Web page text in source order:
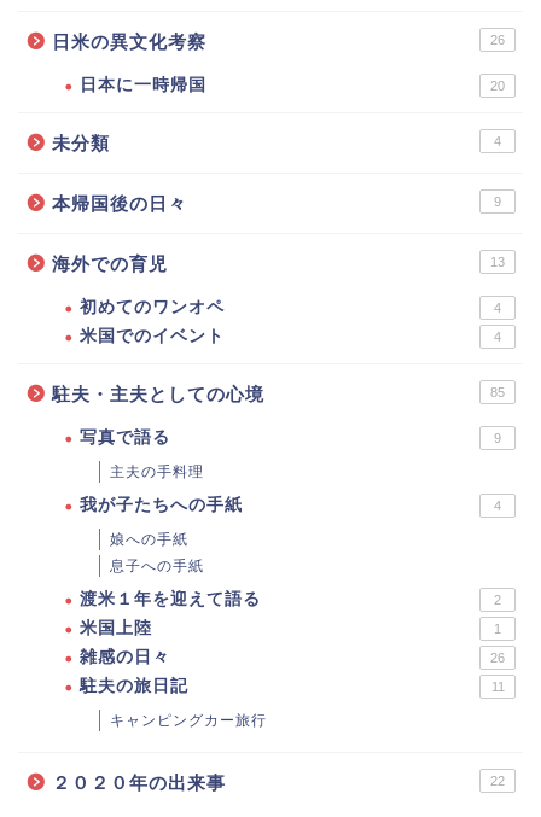
日米の異文化考察 26
日本に一時帰国 20
未分類 4
本帰国後の日々 9
海外での育児 13
初めてのワンオペ 4
米国でのイベント 4
駐夫・主夫としての心境 85
写真で語る 9
主夫の手料理
我が子たちへの手紙 4
娘への手紙
息子への手紙
渡米１年を迎えて語る 2
米国上陸 1
雑感の日々 26
駐夫の旅日記 11
キャンピングカー旅行
２０２０年の出来事 22
ホーム